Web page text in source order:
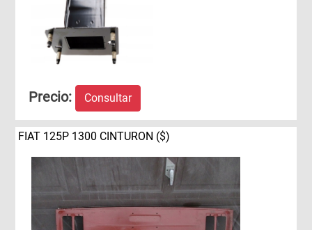
Precio: Consultar
FIAT 125P 1300 CINTURON ($)